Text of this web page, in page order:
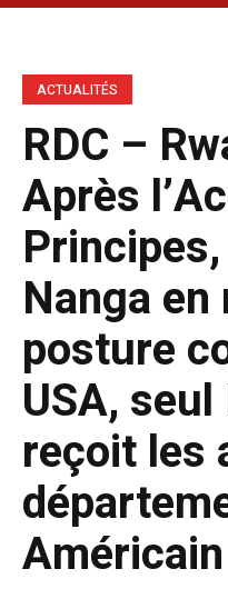
ACTUALITÉS
RDC –
Après
Nanga
posture
USA,
reçoit les